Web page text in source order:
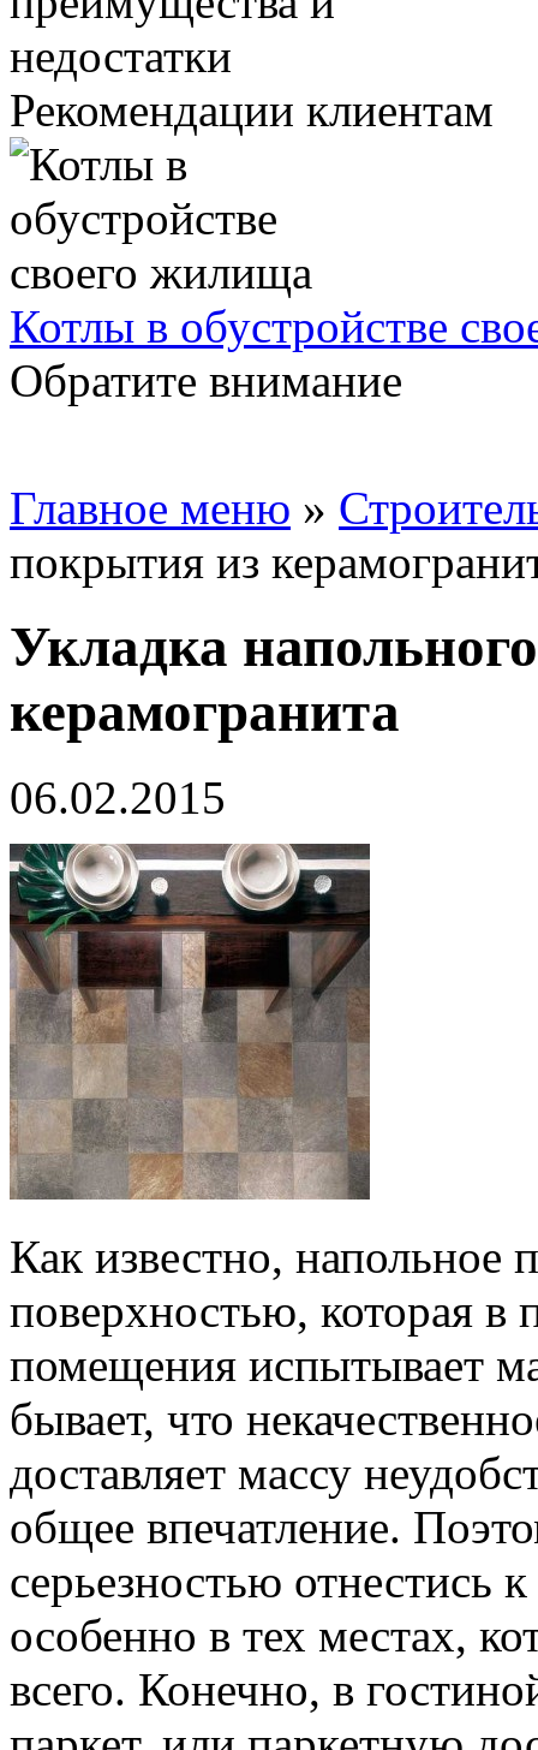
Рекомендации клиентам
Котлы в обустройстве
Обратите внимание
Главное меню »
покрытия из
Укладка
керамогранита
06.02.2015
Как известно, напольное
поверхностью, которая в
помещения испытывает
бывает, что
доставляет массу
общее впечатление.
серьезностью отнестись
особенно в тех местах,
всего. Конечно, в